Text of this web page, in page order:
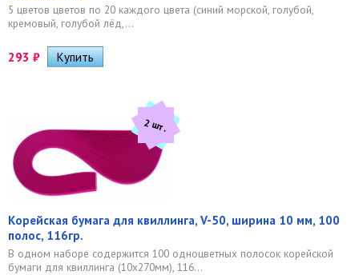
5 цветов цветов по 20 каждого цвета (синий морской, голубой,
кремовый, голубой лёд,...
293 ₽
2 шт.
Корейская бумага для квиллинга, V-50, ширина 10 мм, 100
полос, 116гр.
В одном наборе содержится 100 одноцветных полосок корейской
бумаги для квиллинга (10х270мм), 116...